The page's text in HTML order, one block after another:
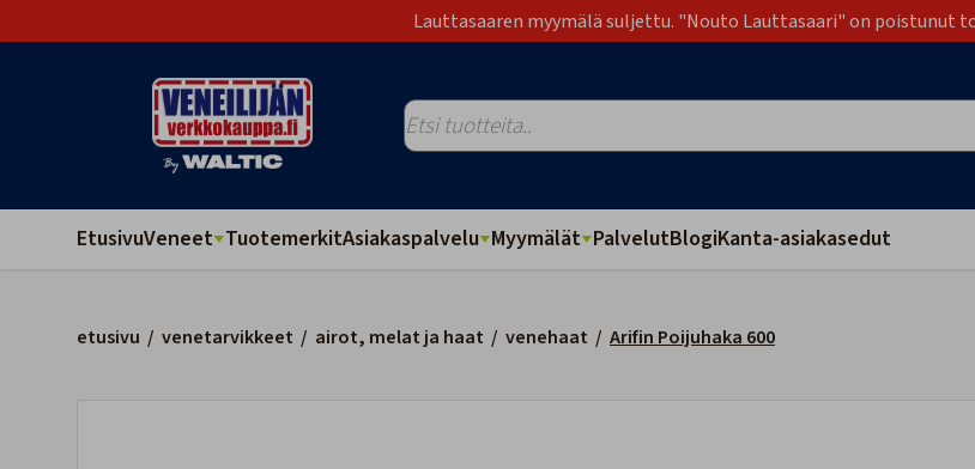
Lauttasaaren myymälä suljettu. "Nouto Lauttasaari" on poistunut
EtusivuVeneet TuotemerkitAsiakaspalvelu Myymälät PalvelutBlogiKanta-asiakasedut
etusivu / venetarvikkeet / airot, melat ja haat / venehaat / Arifin Poijuhaka 600